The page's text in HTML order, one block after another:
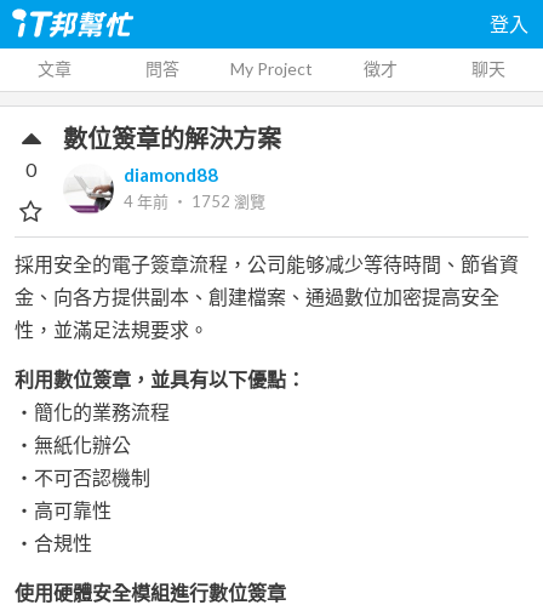
登入
文章 問答 My Project 徵才 聊天
數位簽章的解決方案
diamond88
4 年前 ‧ 1752 瀏覽
0
採用安全的電子簽章流程，公司能够减少等待時間、節省資
金、向各方提供副本、創建檔案、通過數位加密提高安全
性，並滿足法規要求。
利用數位簽章，並具有以下優點：
‧簡化的業務流程
‧無紙化辦公
‧不可否認機制
‧高可靠性
‧合規性
使用硬體安全模組進行數位簽章